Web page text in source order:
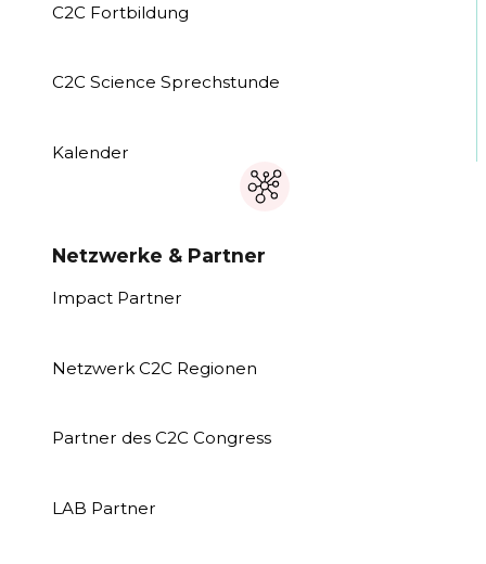
C2C Fortbildung
C2C Science Sprechstunde
Kalender
Netzwerke & Partner
Impact Partner
Netzwerk C2C Regionen
Partner des C2C Congress
LAB Partner